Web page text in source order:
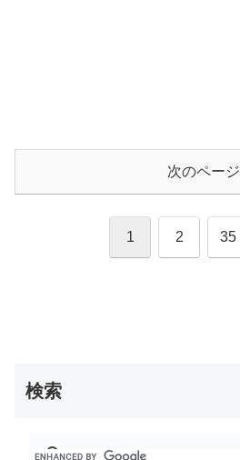
次のページ
1 2 35
検索